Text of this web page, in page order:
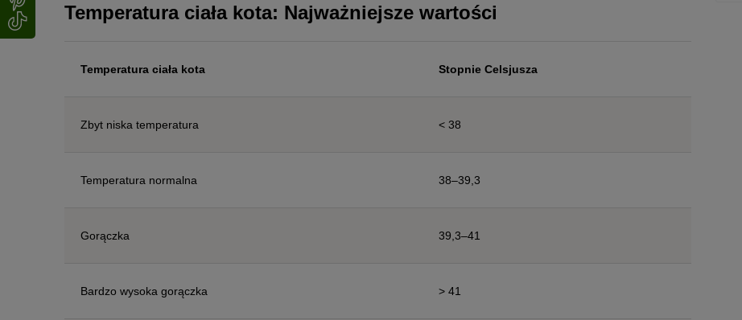
Temperatura ciała kota: Najważniejsze wartości
Temperatura ciała kota Stopnie Celsjusza
Zbyt niska temperatura < 38
Temperatura normalna 38–39,3
Gorączka 39,3–41
Bardzo wysoka gorączka > 41